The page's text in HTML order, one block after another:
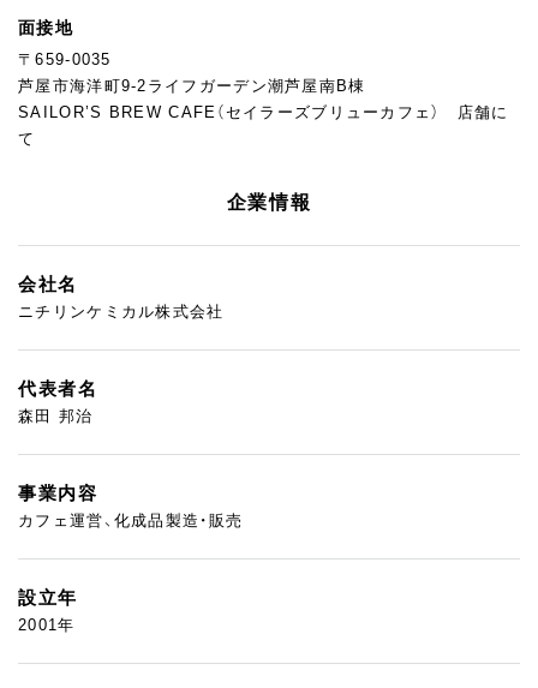
面接地
〒659-0035
芦屋市海洋町9-2ライフガーデン潮芦屋南B棟
SAILOR’S BREW CAFE（セイラーズブリューカフェ） 店舗に
て
企業情報
会社名
ニチリンケミカル株式会社
代表者名
森田 邦治
事業内容
カフェ運営、化成品製造・販売
設立年
2001年